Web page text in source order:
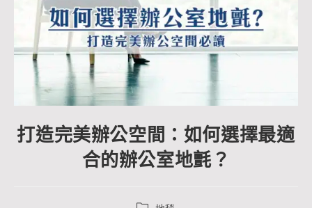
打造完美辦公空間：如何選擇最適
合的辦公室地氈？